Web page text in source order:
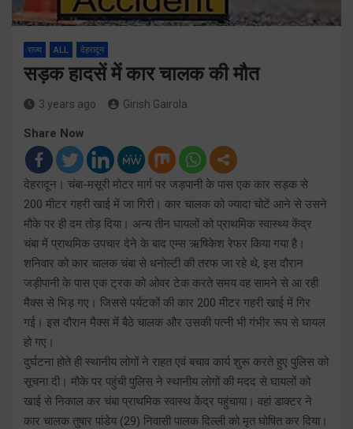
राज्य ALL देहरादून
सड़क हादसें में कार चालक की मौत
3 years ago Girish Gairola
Share Now
देहरादून। चंबा-मसूरी मोटर मार्ग पर जड़पानी के पास एक कार सड़क से
200 मीटर गहरी खाई में जा गिरी। कार चालक को ज्यादा चोटें आने से उसने
मौके पर ही दम तोड़ दिया। अन्य तीन घायलों को प्राथमिक स्वास्थ्य केंद्र
चंबा में प्राथमिक उपचार देने के बाद एम्स ऋषिकेश रेफर किया गया है।
शनिवार को कार चालक चंबा से धनोल्टी की तरफ जा रहे थे, इस दौरान
जड़ीपानी के पास एक ट्रक को ओवर टेक करते समय वह सामने से आ रही
मैक्स से भिड़ गए। जिससे पर्यटकों की कार 200 मीटर गहरी खाई में गिर
गई। इस दौरान मैक्स में बैठे चालक और उसकी पत्नी भी गंभीर रूप से घायल
हो गए।
दुर्घटना होते ही स्थानीय लोगों ने राहत एवं बचाव कार्य शुरू करते हुए पुलिस को
सूचना दी। मौके पर पहुंची पुलिस ने स्थानीय लोगों की मदद से घायलों को
खाई से निकाल कर चंबा प्राथमिक स्वास्थ केंद्र पहुंचाया। वहां डाक्टर ने
कार चालक तुषार पांडेय (29) निवासी पालक दिल्ली को मृत घोषित कर दिया।